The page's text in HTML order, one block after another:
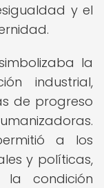
y el
la
industrial,
de progreso
a los
y políticas,
la condición